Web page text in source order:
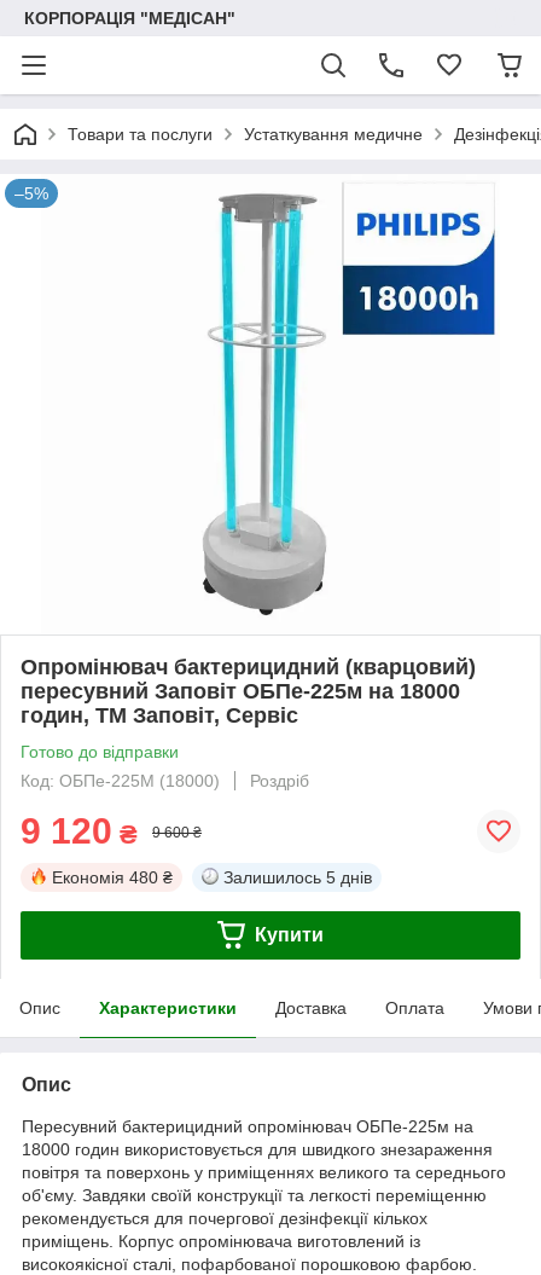
КОРПОРАЦІЯ "МЕДІСАН"
Товари та послуги Устаткування медичне
–5%
Опромінювач бактерицидний (кварцовий)
пересувний Заповіт ОБПе-225м на 18000
годин, ТМ Заповіт, Сервіс
Готово до відправки
Код: ОБПе-225М (18000)
Роздріб
9 120 ₴ 9 600 ₴
Економія 480 ₴ Залишилось 5 днів
Купити
Опис Характеристики Доставка Оплата Умови
Опис
Пересувний бактерицидний опромінювач ОБПе-225м на
18000 годин використовується для швидкого знезараження
повітря та поверхонь у приміщеннях великого та середнього
об'єму. Завдяки своїй конструкції та легкості переміщенню
рекомендується для почергової дезінфекції кількох
приміщень. Корпус опромінювача виготовлений із
високоякісної сталі, пофарбованої порошковою фарбою.